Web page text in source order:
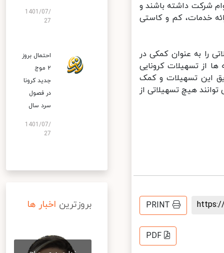
شرکت داشته باشند و
خدمات، کم و کاستی
را به عنوان کمکی در
از تسهیلات کرونایی
این تسهیلات و کمک
هیچ تسهیلاتی از
PRINT
PDF
1401/07/
27
احتمال بروز
۲ موج
جدید کرونا
در فصول
سرد سال
1401/07/
27
بروزترین اخبار ها